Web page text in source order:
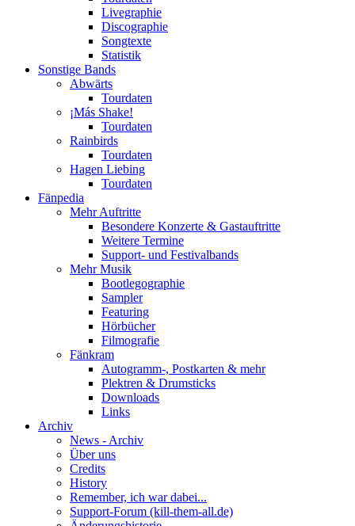
Livegraphie
Discographie
Songtexte
Statistik
Sonstige Bands
Abwärts
Tourdaten
¡Más Shake!
Tourdaten
Rainbirds
Tourdaten
Hagen Liebing
Tourdaten
Fänpedia
Mehr Auftritte
Besondere Konzerte & Gastauftritte
Weitere Termine
Support- und Festivalbands
Mehr Musik
Bootlegographie
Sampler
Featuring
Hörbücher
Filmografie
Fänkram
Autogramm-, Postkarten & mehr
Plektren & Drumsticks
Downloads
Links
Archiv
News - Archiv
Über uns
Credits
History
Remember, ich war dabei...
Support-Forum (kill-them-all.de)